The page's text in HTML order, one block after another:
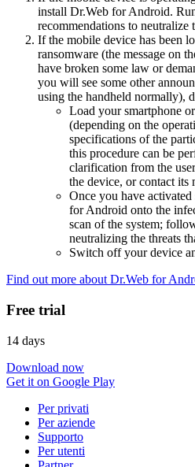
install Dr.Web for Android.
recommendations to neutralize
If the mobile device has been
ransomware (the message on
have broken some law or
you will see some other
using the handheld normally),
Load your smartphone
(depending on the
specifications of the
this procedure can be
clarification from the
the device, or contact its
Once you have
for Android onto the
scan of the system;
neutralizing the threats
Switch off your device
Find out more about Dr.Web for
Free trial
14 days
Download now
Get it on Google Play
Per privati
Per aziende
Supporto
Per utenti